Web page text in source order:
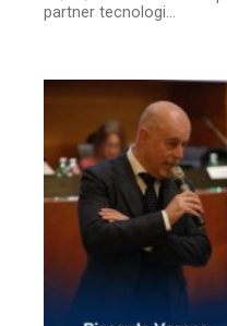
partner tecnologi...